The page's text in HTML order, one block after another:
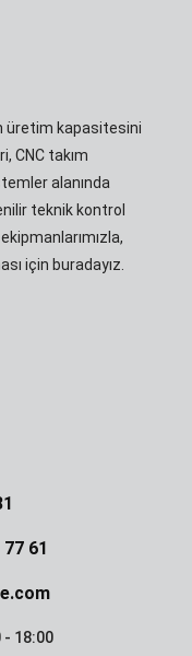
üretim kapasitesini
CNC takım
alanında
teknik kontrol
için buradayız.
61
- 18:00